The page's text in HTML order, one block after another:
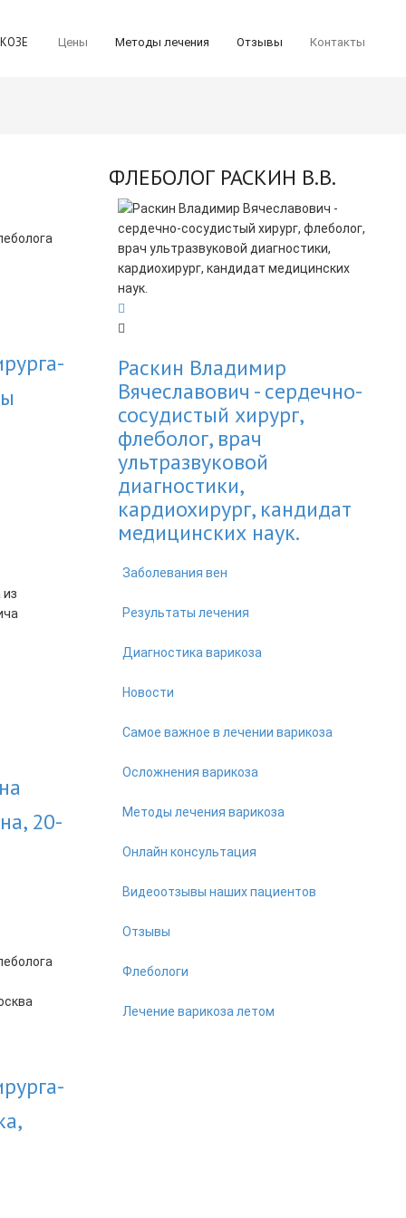
Цены Методы лечения Отзывы Контакты
20-
ФЛЕБОЛОГ РАСКИН В.В.
Раскин Владимир
Вячеславович - cердечно-
сосудистый хирург,
флеболог, врач
ультразвуковой
диагностики,
кардиохирург, кандидат
медицинских наук.
Заболевания вен
Результаты лечения
Диагностика варикоза
Новости
Самое важное в лечении варикоза
Осложнения варикоза
Методы лечения варикоза
Онлайн консультация
Видеоотзывы наших пациентов
Отзывы
Флебологи
Лечение варикоза летом